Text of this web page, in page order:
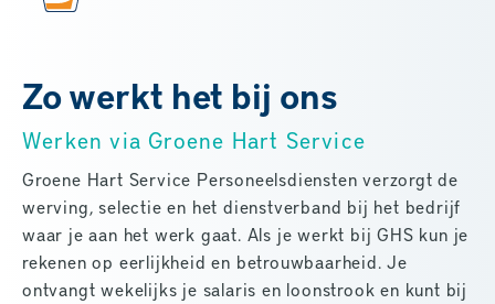
Zo werkt het bij ons
Werken via Groene Hart Service
Groene Hart Service Personeelsdiensten verzorgt de
werving, selectie en het dienstverband bij het bedrijf
waar je aan het werk gaat. Als je werkt bij GHS kun je
rekenen op eerlijkheid en betrouwbaarheid. Je
ontvangt wekelijks je salaris en loonstrook en kunt bij